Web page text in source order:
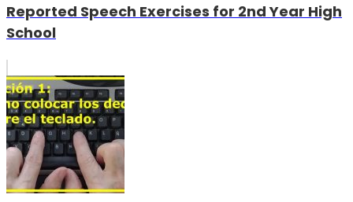
Reported Speech Exercises for 2nd Year High
School